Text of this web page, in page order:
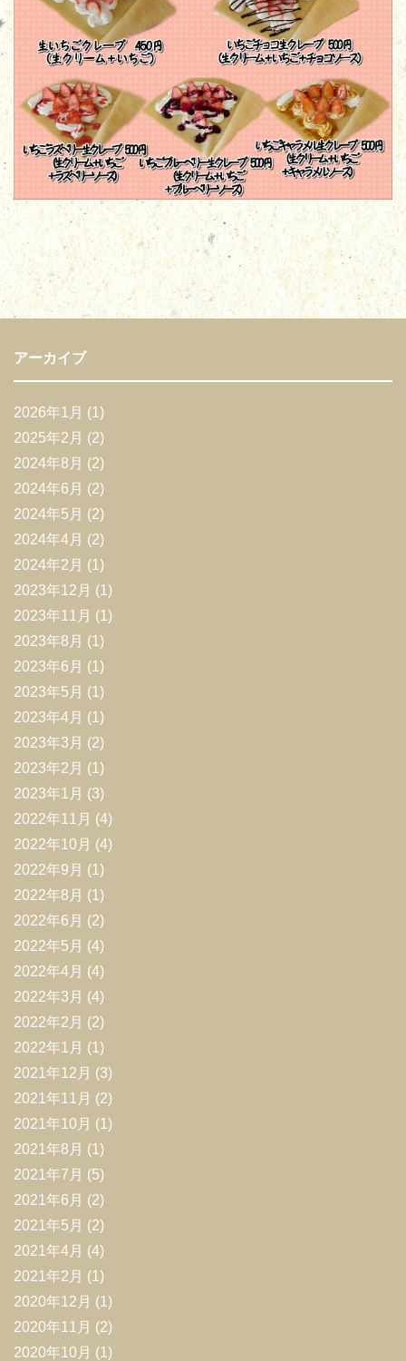
アーカイブ
2026年1月 (1)
2025年2月 (2)
2024年8月 (2)
2024年6月 (2)
2024年5月 (2)
2024年4月 (2)
2024年2月 (1)
2023年12月 (1)
2023年11月 (1)
2023年8月 (1)
2023年6月 (1)
2023年5月 (1)
2023年4月 (1)
2023年3月 (2)
2023年2月 (1)
2023年1月 (3)
2022年11月 (4)
2022年10月 (4)
2022年9月 (1)
2022年8月 (1)
2022年6月 (2)
2022年5月 (4)
2022年4月 (4)
2022年3月 (4)
2022年2月 (2)
2022年1月 (1)
2021年12月 (3)
2021年11月 (2)
2021年10月 (1)
2021年8月 (1)
2021年7月 (5)
2021年6月 (2)
2021年5月 (2)
2021年4月 (4)
2021年2月 (1)
2020年12月 (1)
2020年11月 (2)
2020年10月 (1)